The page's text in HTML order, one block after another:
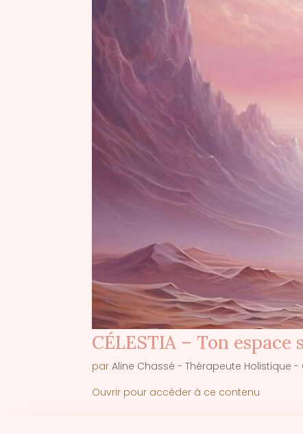
CÉLESTIA – Ton
parAline Chassé - Thérapeute Holistique
Ouvrir pour accéder à ce contenu